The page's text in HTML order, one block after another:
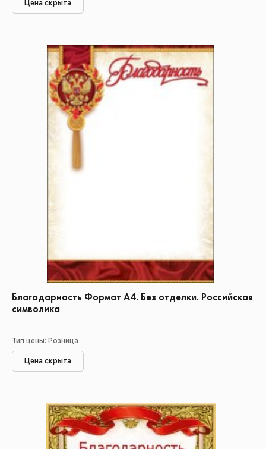
Цена скрыта
Благодарность Формат А4. Без отделки. Российская
символика
Тип цены: Розница
Цена скрыта